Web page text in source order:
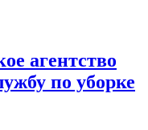
агентство
по уборке